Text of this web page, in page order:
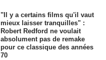
"Il y a certains films qu'il vaut
mieux laisser tranquilles" :
Robert Redford ne voulait
absolument pas de remake
pour ce classique des années
70